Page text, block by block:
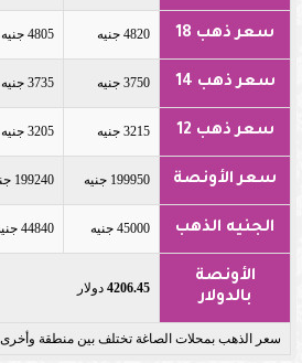
سعر ذهب 18 4820 جنيه 4805 جنيه
سعر ذهب 14 3750 جنيه 3735 جنيه
سعر ذهب 12 3215 جنيه 3205 جنيه
سعر الأونصة 199950 جنيه 199240 جنيه
الجنيه الذهب 45000 جنيه 44840 جنيه
الأونصة
بالدولار
4206.45 دولار
سعر الذهب بمحلات الصاغة تختلف بين منطقة وأخرى